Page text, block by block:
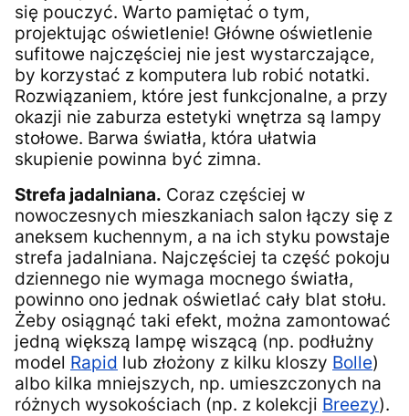
się pouczyć. Warto pamiętać o tym,
projektując oświetlenie! Główne oświetlenie
sufitowe najczęściej nie jest wystarczające,
by korzystać z komputera lub robić notatki.
Rozwiązaniem, które jest funkcjonalne, a przy
okazji nie zaburza estetyki wnętrza są lampy
stołowe. Barwa światła, która ułatwia
skupienie powinna być zimna.
Strefa jadalniana. Coraz częściej w
nowoczesnych mieszkaniach salon łączy się z
aneksem kuchennym, a na ich styku powstaje
strefa jadalniana. Najczęściej ta część pokoju
dziennego nie wymaga mocnego światła,
powinno ono jednak oświetlać cały blat stołu.
Żeby osiągnąć taki efekt, można zamontować
jedną większą lampę wiszącą (np. podłużny
model Rapid lub złożony z kilku kloszy Bolle)
albo kilka mniejszych, np. umieszczonych na
różnych wysokościach (np. z kolekcji Breezy).